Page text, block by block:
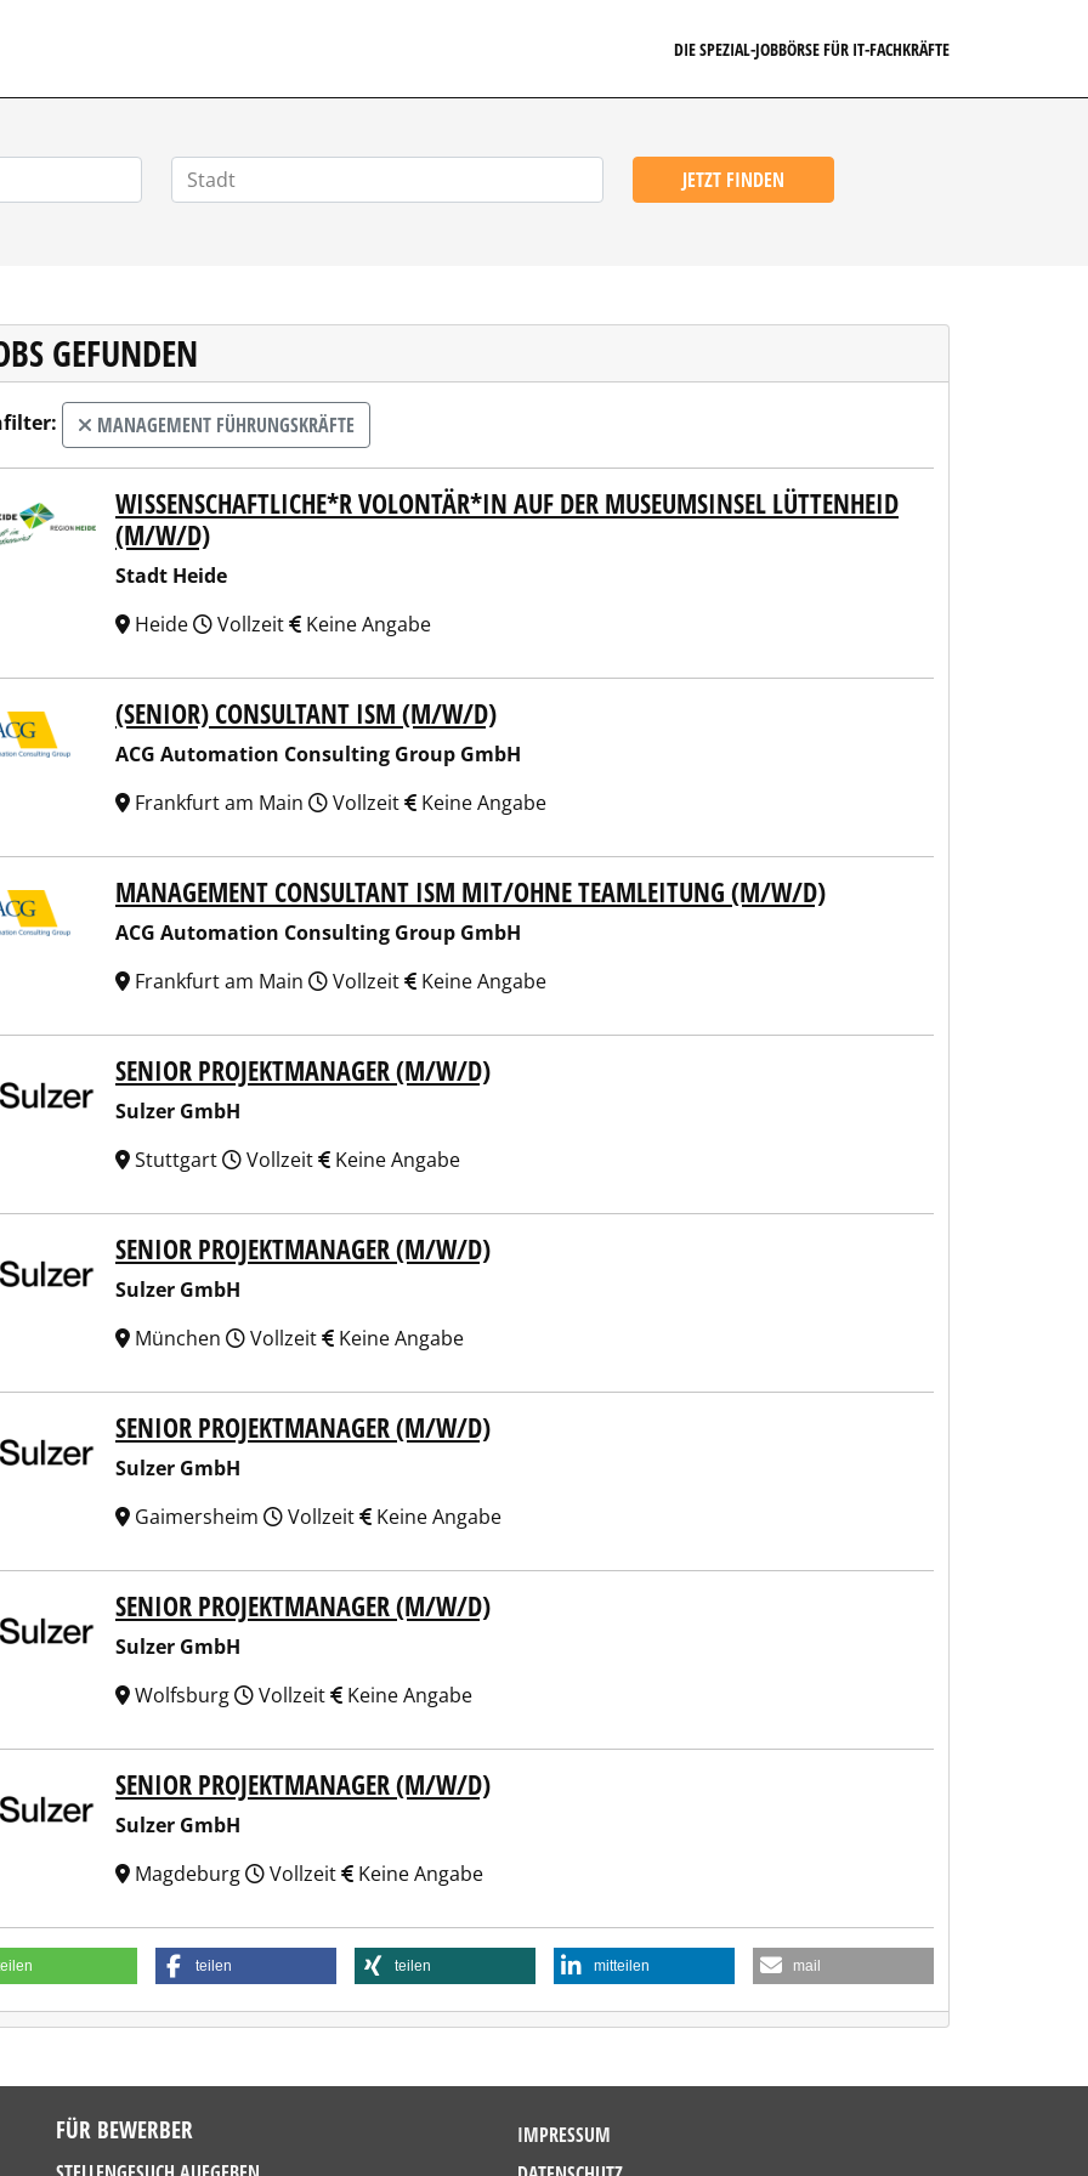
DIE SPEZIAL-JOBBÖRSE FÜR IT-FACHKRÄFTE
JETZT FINDEN
GEFUNDEN
MANAGEMENT FÜHRUNGSKRÄFTE
Heide
WISSENSCHAFTLICHE*R VOLONTÄR*IN AUF DER MUSEUMSINSEL LÜTTENHEID
(M/W/D)
Stadt Heide
Heide
Vollzeit Keine Angabe
Automation Consulting Group GmbH
(SENIOR) CONSULTANT ISM (M/W/D)
ACG Automation Consulting Group GmbH
Frankfurt am Main
Vollzeit Keine Angabe
Automation Consulting Group GmbH
MANAGEMENT CONSULTANT ISM MIT/OHNE TEAMLEITUNG (M/W/D)
ACG Automation Consulting Group GmbH
Frankfurt am Main
Vollzeit Keine Angabe
GmbH SENIOR PROJEKTMANAGER (M/W/D)
Sulzer GmbH
Stuttgart
Vollzeit Keine Angabe
GmbH SENIOR PROJEKTMANAGER (M/W/D)
Sulzer GmbH
München
Vollzeit Keine Angabe
GmbH SENIOR PROJEKTMANAGER (M/W/D)
Sulzer GmbH
Gaimersheim
Vollzeit Keine Angabe
GmbH SENIOR PROJEKTMANAGER (M/W/D)
Sulzer GmbH
Wolfsburg
Vollzeit Keine Angabe
GmbH SENIOR PROJEKTMANAGER (M/W/D)
Sulzer GmbH
Magdeburg
Vollzeit Keine Angabe
teilen teilen mitteilen mail
FÜR BEWERBER
IMPRESSUM